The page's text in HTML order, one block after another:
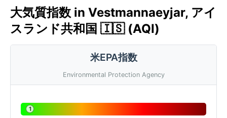
大気質指数 in Vestmannaeyjar, アイ
スランド共和国 🇮🇸 (AQI)
米EPA指数
Environmental Protection Agency
1